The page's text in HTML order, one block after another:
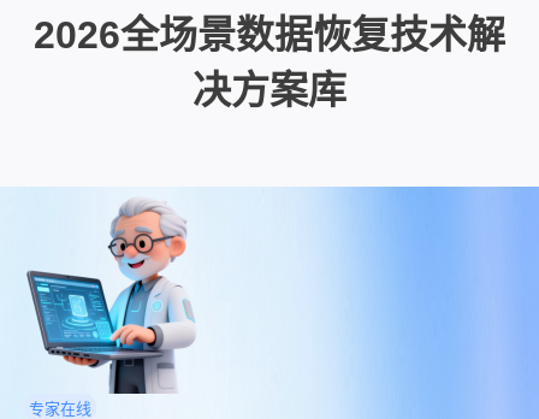
2026全场景数据恢复技术解
决方案库
专家在线